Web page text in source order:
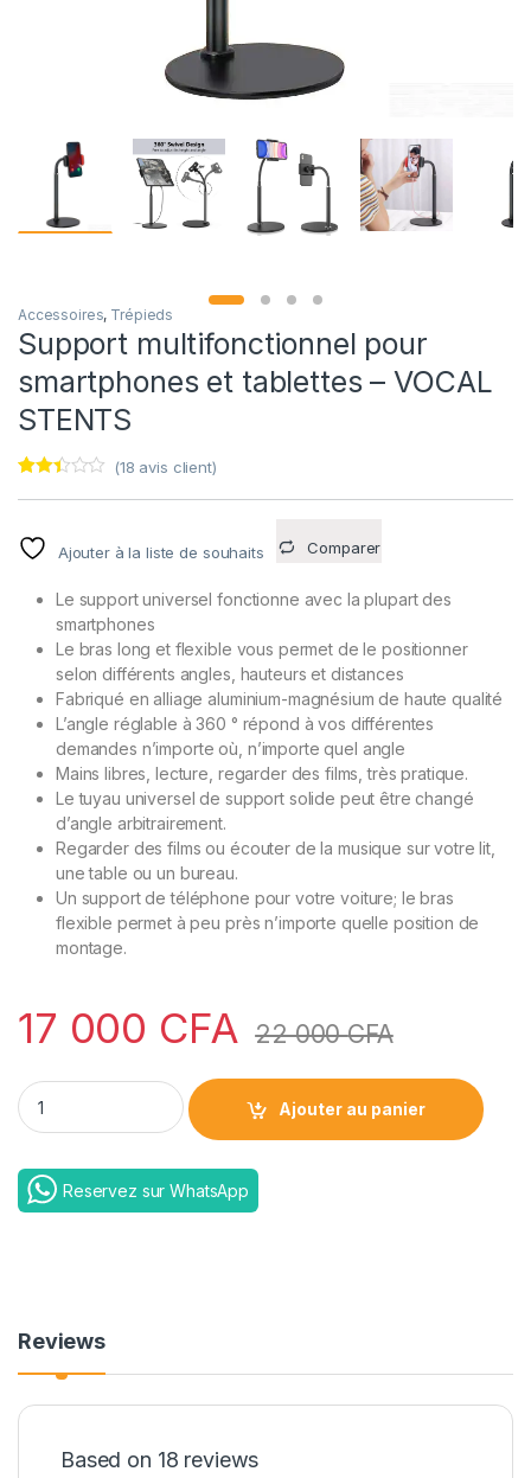
Accessoires, Trépieds
Support multifonctionnel pour
smartphones et tablettes – VOCAL
STENTS
2.33
5
basé
ons
(18 avis client)
Ajouter à la liste de souhaits Comparer
Le support universel fonctionne avec la plupart des
smartphones
Le bras long et flexible vous permet de le positionner
selon différents angles, hauteurs et distances
Fabriqué en alliage aluminium-magnésium de haute qualité
L’angle réglable à 360 ° répond à vos différentes
demandes n’importe où, n’importe quel angle
Mains libres, lecture, regarder des films, très pratique.
Le tuyau universel de support solide peut être changé
d’angle arbitrairement.
Regarder des films ou écouter de la musique sur votre lit,
une table ou un bureau.
Un support de téléphone pour votre voiture; le bras
flexible permet à peu près n’importe quelle position de
montage.
17 000 CFA 22 000CFA
Support multifonctionnel pour smartphones et tablettes -
Ajouter au panier
Reservez sur WhatsApp
Reviews
Based on 18 reviews